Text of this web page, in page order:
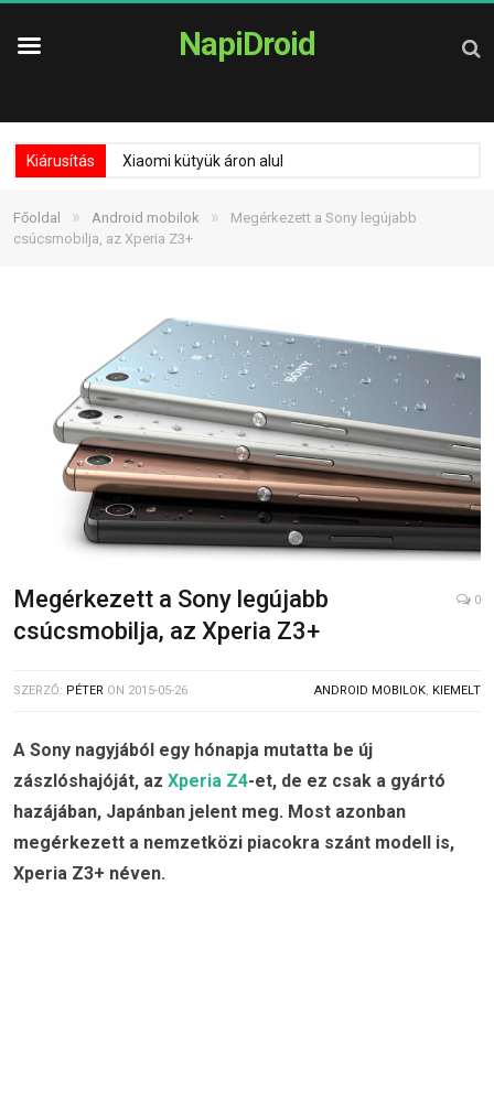
NapiDroid
Kiárusítás Xiaomi kütyük áron alul
Főoldal » Android mobilok »
Megérkezett a Sony legújabb
csúcsmobilja, az Xperia Z3+
Megérkezett a Sony legújabb
csúcsmobilja, az Xperia Z3+
0
SZERZŐ: PÉTER ON 2015-05-26 ANDROID MOBILOK, KIEMELT
A Sony nagyjából egy hónapja mutatta be új
zászlóshajóját, az Xperia Z4-et, de ez csak a gyártó
hazájában, Japánban jelent meg. Most azonban
megérkezett a nemzetközi piacokra szánt modell is,
Xperia Z3+ néven.